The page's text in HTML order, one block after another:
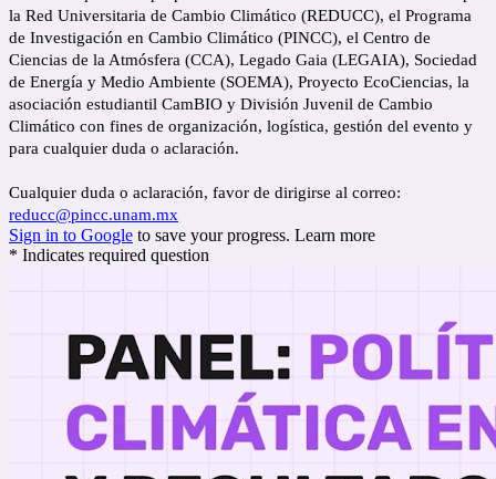
la Red Universitaria de Cambio Climático (REDUCC), el Programa
de Investigación en Cambio Climático (PINCC), el Centro de
Ciencias de la Atmósfera (CCA), Legado Gaia (LEGAIA), Sociedad
de Energía y Medio Ambiente (SOEMA), Proyecto EcoCiencias, la
asociación estudiantil CamBIO y División Juvenil de Cambio
Climático con fines de organización, logística, gestión del evento y
para cualquier duda o aclaración.
Cualquier duda o aclaración, favor de dirigirse al correo:
reducc@pincc.unam.mx
Sign in to Google to save your progress. Learn more
* Indicates required question